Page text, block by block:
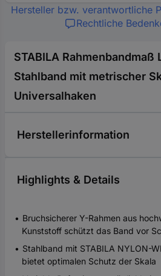
Hersteller bzw. verantwortliche
Rechtliche
STABILA Rahmenbandmaß
Stahlband mit metrischer
Universalhaken
Herstellerinformation
Highlights & Details
Bruchsicherer Y-Rahmen aus
Kunststoff schützt das Band vor
Stahlband mit STABILA NYLON-
bietet optimalen Schutz der Skala